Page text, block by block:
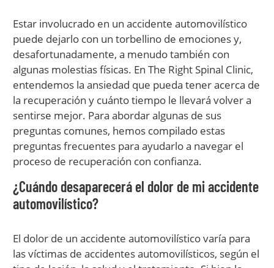
Estar involucrado en un accidente automovilístico
puede dejarlo con un torbellino de emociones y,
desafortunadamente, a menudo también con
algunas molestias físicas. En The Right Spinal Clinic,
entendemos la ansiedad que pueda tener acerca de
la recuperación y cuánto tiempo le llevará volver a
sentirse mejor. Para abordar algunas de sus
preguntas comunes, hemos compilado estas
preguntas frecuentes para ayudarlo a navegar el
proceso de recuperación con confianza.
¿Cuándo desaparecerá el dolor de mi accidente
automovilístico?
El dolor de un accidente automovilístico varía para
las víctimas de accidentes automovilísticos, según el